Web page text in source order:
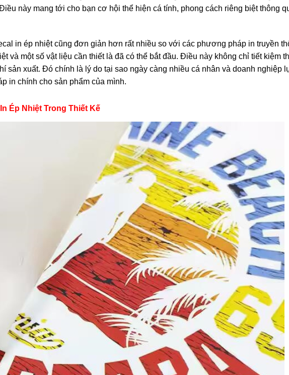
này mang tới cho bạn cơ hội thể hiện cá tính, phong cách riêng biệt thông
in ép nhiệt cũng đơn giản hơn rất nhiều so với các phương pháp in truyền
và một số vật liệu cần thiết là đã có thể bắt đầu. Điều này không chỉ tiết kiệm
sản xuất. Đó chính là lý do tại sao ngày càng nhiều cá nhân và doanh nghiệp
in chính cho sản phẩm của mình.
Ép Nhiệt Trong Thiết Kế